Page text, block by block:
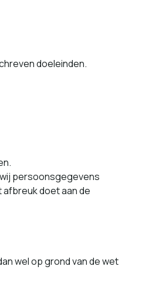
doeleinden.
per­soon­s­gegevens
doet aan de
wel op grond van de wet